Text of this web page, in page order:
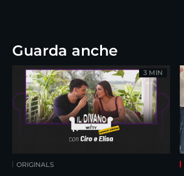
Guarda anche
ORIGINALS
3 MIN